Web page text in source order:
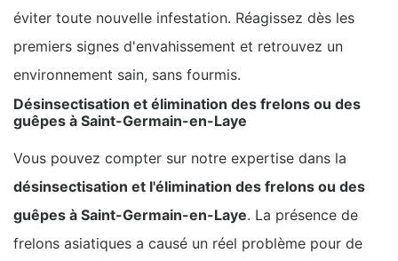
éviter toute nouvelle infestation. Réagissez dès les
premiers signes d'envahissement et retrouvez un
environnement sain, sans fourmis.
Désinsectisation et élimination des frelons ou des
guêpes à Saint-Germain-en-Laye
Vous pouvez compter sur notre expertise dans la
désinsectisation et l'élimination des frelons ou des
guêpes à Saint-Germain-en-Laye. La présence de
frelons asiatiques a causé un réel problème pour de